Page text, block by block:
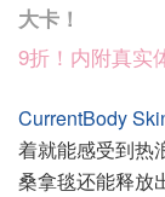
大卡！
9折！内附真实
CurrentBody
着就能感受到热
桑拿毯还能释放